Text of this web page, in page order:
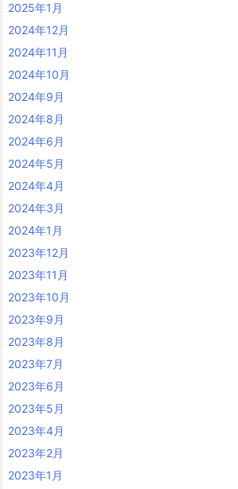
2025年1月
2024年12月
2024年11月
2024年10月
2024年9月
2024年8月
2024年6月
2024年5月
2024年4月
2024年3月
2024年1月
2023年12月
2023年11月
2023年10月
2023年9月
2023年8月
2023年7月
2023年6月
2023年5月
2023年4月
2023年2月
2023年1月